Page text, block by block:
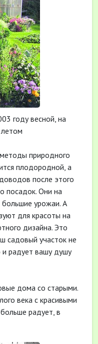
году весной, на
природного
плодородной, а
после этого
посадок. Они на
урожаи. А
для красоты на
дизайна. Это
садовый участок не
радует вашу душу
дома со старыми.
века с красивыми
радует, в